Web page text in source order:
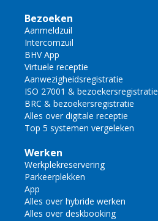
Bezoeken
Aanmeldzuil
Intercomzuil
BHV App
Virtuele receptie
Aanwezigheidsregistratie
ISO 27001 & bezoekersregistratie
BRC & bezoekersregistratie
Alles over digitale receptie
Top 5 systemen vergeleken
Werken
Werkplekreservering
Parkeerplekken
App
Alles over hybride werken
Alles over deskbooking